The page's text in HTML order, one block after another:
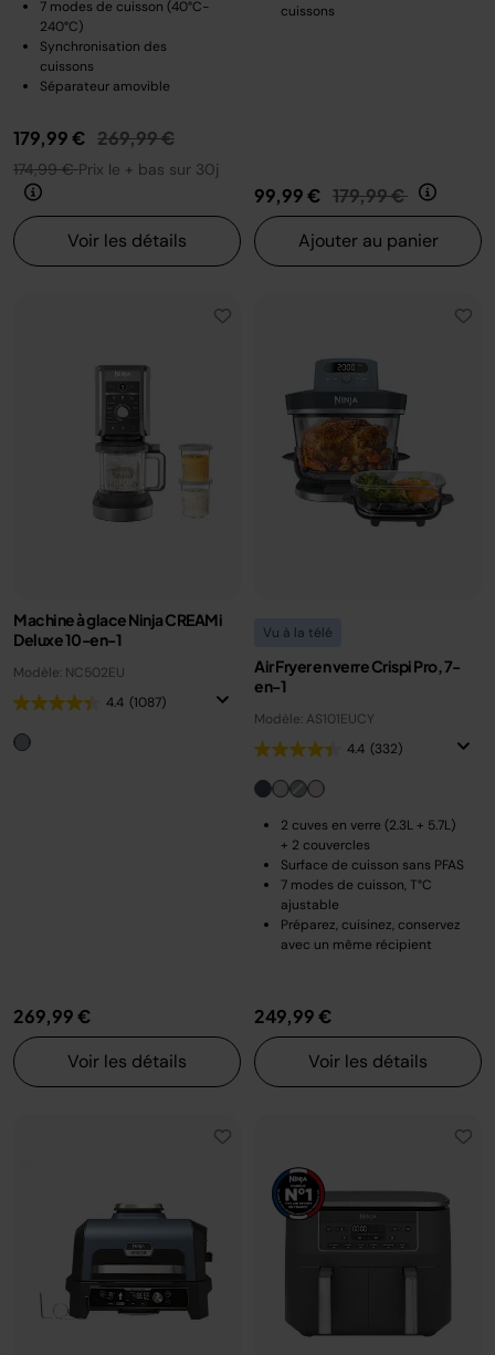
7 modes de cuisson (40°C-
240°C)
Synchronisation des
cuissons
Séparateur amovible
179,99 € Prix réduit de
269,99 €au
174,99 €Prix le + bas sur 30j
Voir les détails
cuissons
99,99 € Prix réduit de
179,99 € au
Ajouter au panier
Machine à glace Ninja CREAMi
Deluxe 10-en-1
Modèle: NC502EU
4.4 (1087)
269,99 €
Voir les détails
Vu à la télé
Air Fryer en verre Crispi Pro, 7-
en-1
Modèle: AS101EUCY
4.4 (332)
2 cuves en verre (2.3L + 5.7L)
+ 2 couvercles
Surface de cuisson sans PFAS
7 modes de cuisson, T°C
ajustable
Préparez, cuisinez, conservez
avec un même récipient
249,99 €
Voir les détails